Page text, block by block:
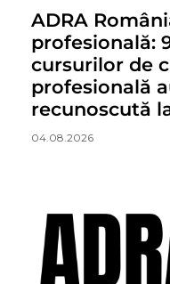
ADRA
profesională:
cursurilor de
profesională
recunoscută
04.08.2026